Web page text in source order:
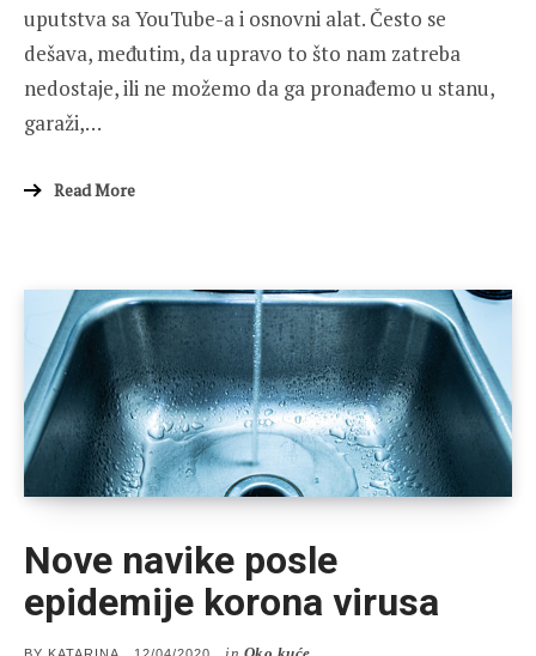
uputstva sa YouTube-a i osnovni alat. Često se
dešava, međutim, da upravo to što nam zatreba
nedostaje, ili ne možemo da ga pronađemo u stanu,
garaži,…
Read More
Nove navike posle
epidemije korona virusa
POSTED